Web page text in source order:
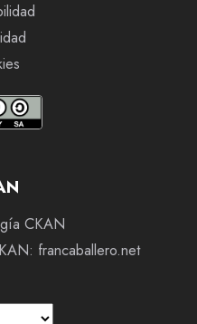
CKAN
francaballero.net